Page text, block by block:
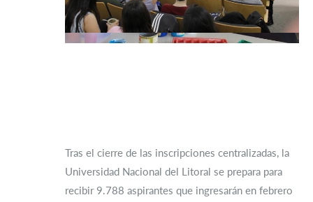
Tras el cierre de las inscripciones centralizadas, la
Universidad Nacional del Litoral se prepara para
recibir 9.788 aspirantes que ingresarán en febrero